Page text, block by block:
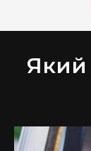
Який